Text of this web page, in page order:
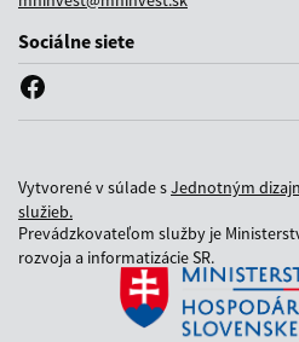
Sociálne siete
Vytvorené v súlade sJednotným
služieb.
Prevádzkovateľom služby je
rozvoja a informatizácie SR.